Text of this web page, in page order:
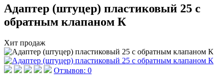
Адаптер (штуцер) пластиковый 25 с
обратным клапаном К
Хит продаж
Отзывов: 0